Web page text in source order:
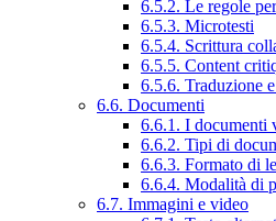
6.5.2. Le regole
6.5.3. Microtesti
6.5.4. Scrittura
6.5.5. Content
6.5.6. Traduzione
6.6. Documenti
6.6.1. I documenti
6.6.2. Tipi di
6.6.3. Formato di
6.6.4. Modalità di
6.7. Immagini e video